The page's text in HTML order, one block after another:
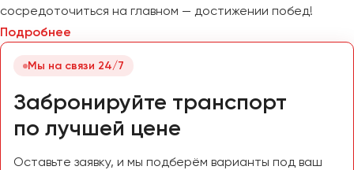
сосредоточиться на главном — достижении побед!
Подробнее
Мы на связи 24/7
Забронируйте транспорт
по лучшей цене
Оставьте заявку, и мы подберём варианты под ваш